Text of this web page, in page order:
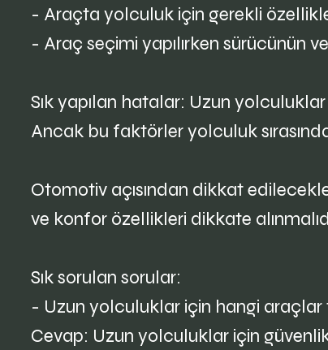
- Araçta yolculuk için gerekli
- Araç seçimi yapılırken sürücünün
Sık yapılan hatalar: Uzun
Ancak bu faktörler yolculuk
Otomotiv açısından dikkat
ve konfor özellikleri dikkate
Sık sorulan sorular:
- Uzun yolculuklar için hangi
Cevap: Uzun yolculuklar için